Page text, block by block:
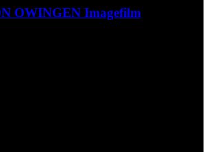
OWINGEN Imagefilm